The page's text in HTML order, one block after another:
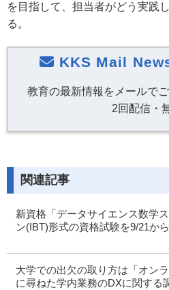
を目指して、担当者がどう実践
る。
KKS Mail
教育の最新情報をメールで
2回配信・
関連記事
新資格「データサイエンス数学
ン(IBT)形式の資格試験を9/21か
大学での出欠の取り方は「オン
に尋ねた学内業務のDXに関する